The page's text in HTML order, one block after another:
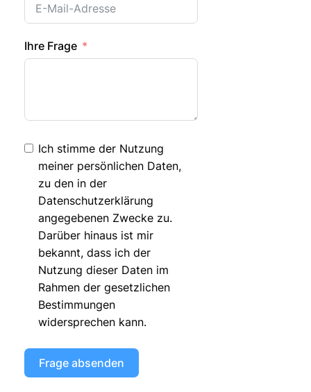
Ihre Frage
Ich stimme der Nutzung
meiner persönlichen Daten,
zu den in der
Datenschutzerklärung
angegebenen Zwecke zu.
Darüber hinaus ist mir
bekannt, dass ich der
Nutzung dieser Daten im
Rahmen der gesetzlichen
Bestimmungen
widersprechen kann.
Frage absenden